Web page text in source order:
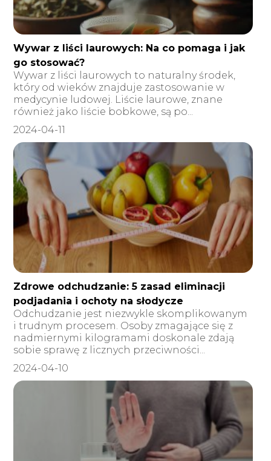
Wywar z liści laurowych: Na co pomaga i jak
go stosować?
Wywar z liści laurowych to naturalny środek,
który od wieków znajduje zastosowanie w
medycynie ludowej. Liście laurowe, znane
również jako liście bobkowe, są po...
2024-04-11
Zdrowe odchudzanie: 5 zasad eliminacji
podjadania i ochoty na słodycze
Odchudzanie jest niezwykle skomplikowanym
i trudnym procesem. Osoby zmagające się z
nadmiernymi kilogramami doskonale zdają
sobie sprawę z licznych przeciwności...
2024-04-10